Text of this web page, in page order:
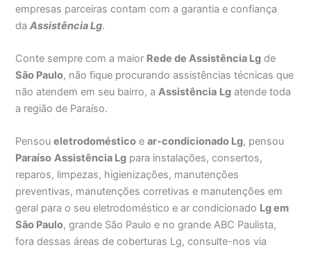
empresas parceiras contam com a garantia e confiança
daAssistência Lg.
Conte sempre com a maior Rede de Assistência Lg de
São Paulo, não fique procurando assistências técnicas que
não atendem em seu bairro, aAssistência Lg atende toda
a região de Paraíso.
Pensoueletrodoméstico ear-condicionado Lg, pensou
Paraíso Assistência Lg para instalações, consertos,
reparos, limpezas, higienizações, manutenções
preventivas, manutenções corretivas e manutenções em
geral para o seu eletrodoméstico e ar condicionado Lg em
São Paulo, grande São Paulo e no grande ABC Paulista,
fora dessas áreas de coberturas Lg, consulte-nos via